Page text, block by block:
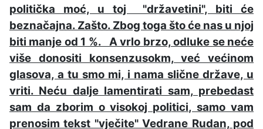
politička moć, u toj "državetini", biti će
beznačajna. Zašto. Zbog toga što će nas u njoj
biti manje od 1 %. A vrlo brzo, odluke se neće
više donositi konsenzusokm, već većinom
glasova, a tu smo mi, i nama slične države, u
vriti. Neću dalje lamentirati sam, prebedast
sam da zborim o visokoj politici, samo vam
prenosim tekst "vječite" Vedrane Rudan, pod